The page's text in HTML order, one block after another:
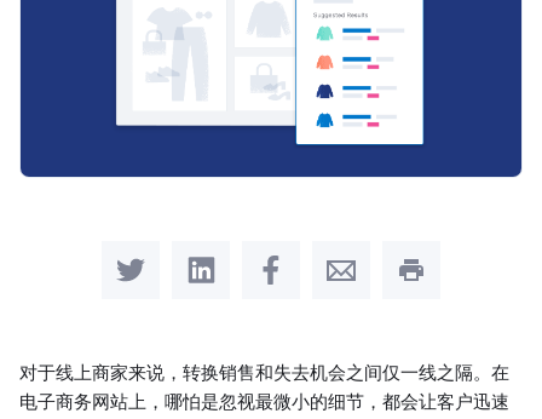
Share on TwitterShare on LinkedIn
Share on Facebook
Share by Email
Print this
对于线上商家来说，转换销售和失去机会之间仅一线之隔。在
电子商务网站上，哪怕是忽视最微小的细节，都会让客户迅速